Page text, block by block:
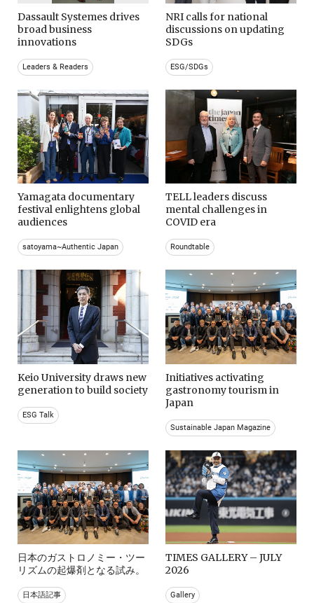
Dassault Systemes drives
broad business
innovations
Leaders & Readers
NRI calls for national
discussions on updating
SDGs
ESG/SDGs
Yamagata documentary
festival enlightens global
audiences
satoyama~Authentic Japan
TELL leaders discuss
mental challenges in
COVID era
Roundtable
Keio University draws new
generation to build society
ESG Talk
Initiatives activating
gastronomy tourism in
Japan
Sustainable Japan Magazine
日本のガストロノミー・ツー
リズムの起爆剤となる試み。
日本語記事
TIMES GALLERY – JULY
2026
Gallery